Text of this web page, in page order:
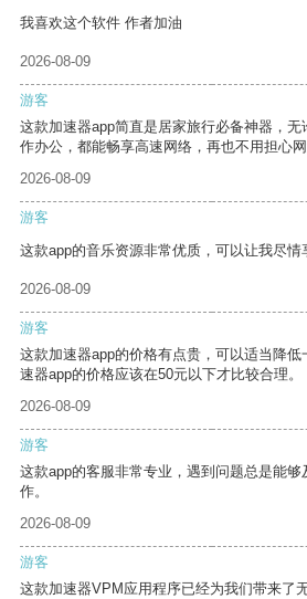
我喜欢这个软件 作者加油
2026-08-09
游客
这款加速器app简直是居家旅行必备神器，
作办公，都能畅享高速网络，再也不用担心网
2026-08-09
游客
这款app的音乐资源非常优质，可以让我尽情
2026-08-09
游客
这款加速器app的价格有点贵，可以适当降
速器app的价格应该在50元以下才比较合理。
2026-08-09
游客
这款app的客服非常专业，遇到问题总是能
作。
2026-08-09
游客
这款加速器VPM应用程序已经为我们带来了